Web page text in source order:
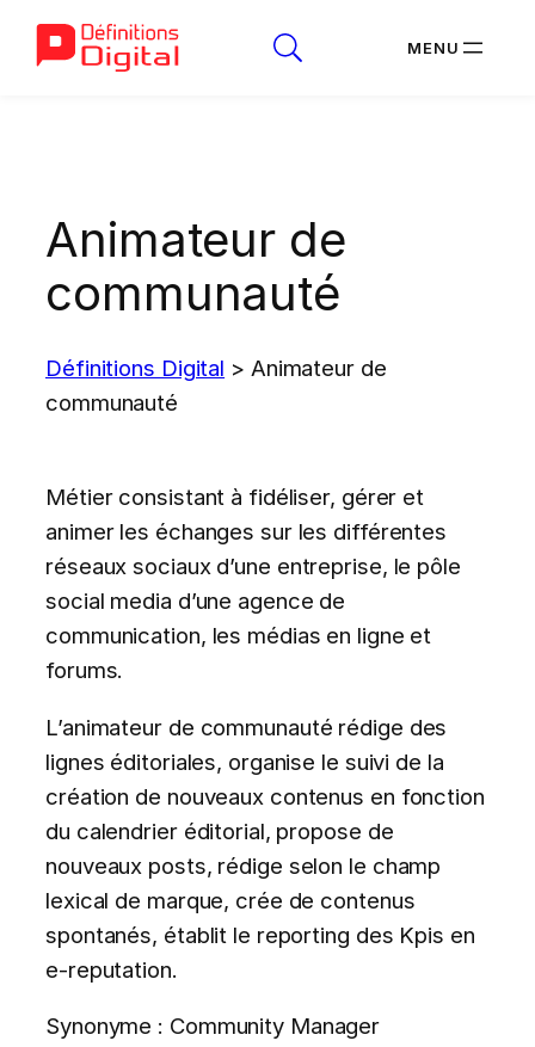
Animateur de
communauté
Définitions Digital > Animateur de
communauté
Métier consistant à fidéliser, gérer et
animer les échanges sur les différentes
réseaux sociaux d’une entreprise, le pôle
social media d’une agence de
communication, les médias en ligne et
forums.
L’animateur de communauté rédige des
lignes éditoriales, organise le suivi de la
création de nouveaux contenus en fonction
du calendrier éditorial, propose de
nouveaux posts, rédige selon le champ
lexical de marque, crée de contenus
spontanés, établit le reporting des Kpis en
e-reputation.
Synonyme : Community Manager